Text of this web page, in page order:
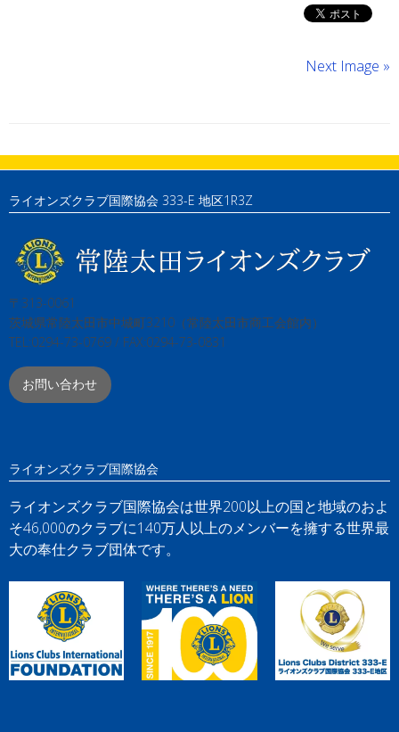
Next Image »
ライオンズクラブ国際協会 333-E 地区1R3Z
〒313-0061
茨城県常陸太田市中城町3210（常陸太田市商工会館内）
TEL:0294-73-0769 / FAX:0294-73-0831
お問い合わせ
ライオンズクラブ国際協会
ライオンズクラブ国際協会は世界200以上の国と地域のおよ
そ46,000のクラブに140万人以上のメンバーを擁する世界最
大の奉仕クラブ団体です。